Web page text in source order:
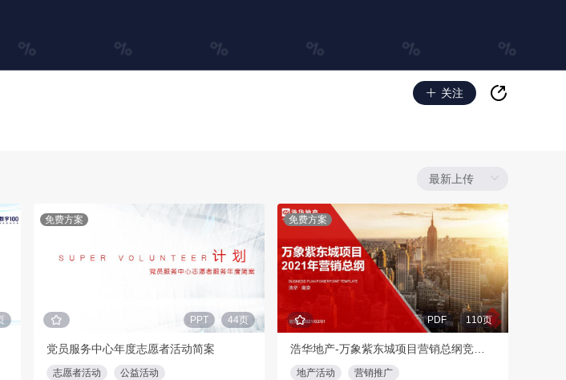
关注
免费方案
PPT 44页
党员服务中心年度志愿者活动简案
志愿者活动 公益活动
免费方案
PDF 110页
浩华地产-万象紫东城项目营销总纲竞标报告
地产活动 营销推广